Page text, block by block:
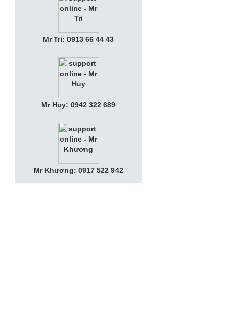
Mr Tri: 0913 66 44 43
Mr Huy: 0942 322 689
Mr Khương: 0917 522 942